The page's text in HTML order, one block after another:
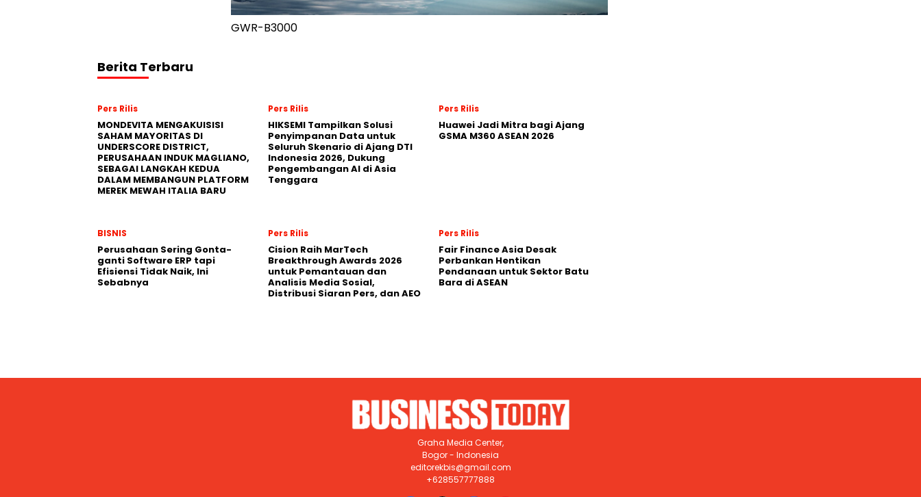
GWR-B3000
Berita Terbaru
Pers Rilis
MONDEVITA MENGAKUISISI
SAHAM MAYORITAS DI
UNDERSCORE DISTRICT,
PERUSAHAAN INDUK MAGLIANO,
SEBAGAI LANGKAH KEDUA
DALAM MEMBANGUN PLATFORM
MEREK MEWAH ITALIA BARU
Pers Rilis
HIKSEMI Tampilkan Solusi
Penyimpanan Data untuk
Seluruh Skenario di Ajang DTI
Indonesia 2026, Dukung
Pengembangan AI di Asia
Tenggara
Pers Rilis
Huawei Jadi Mitra bagi Ajang
GSMA M360 ASEAN 2026
BISNIS
Perusahaan Sering Gonta-
ganti Software ERP tapi
Efisiensi Tidak Naik, Ini
Sebabnya
Pers Rilis
Cision Raih MarTech
Breakthrough Awards 2026
untuk Pemantauan dan
Analisis Media Sosial,
Distribusi Siaran Pers, dan AEO
Pers Rilis
Fair Finance Asia Desak
Perbankan Hentikan
Pendanaan untuk Sektor Batu
Bara di ASEAN
Graha Media Center,
Bogor - Indonesia
editorekbis@gmail.com
+628557777888